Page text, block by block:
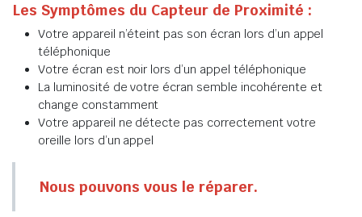
Les Symptômes du Capteur de Proximité :
Votre appareil n’éteint pas son écran lors d’un appel
téléphonique
Votre écran est noir lors d’un appel téléphonique
La luminosité de votre écran semble incohérente et
change constamment
Votre appareil ne détecte pas correctement votre
oreille lors d’un appel
Nous pouvons vous le réparer.